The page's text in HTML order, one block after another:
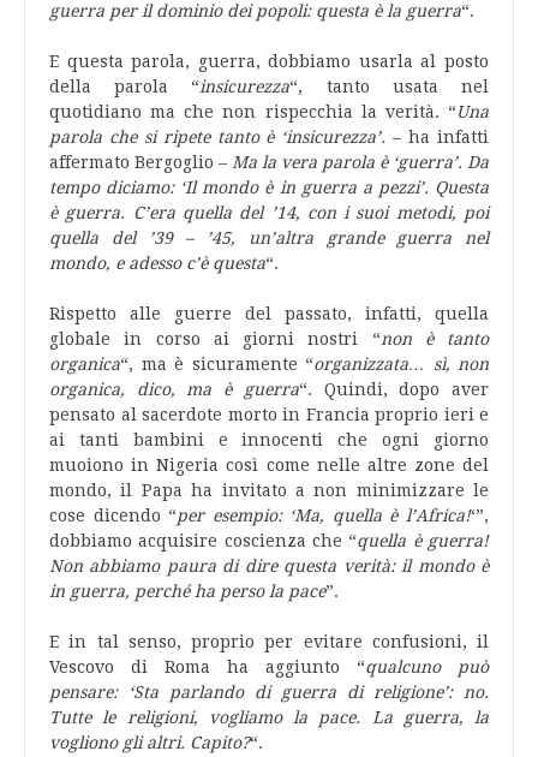
guerra per il dominio dei popoli: questa è la guerra“.
E questa parola, guerra, dobbiamo usarla al posto
della parola “insicurezza“, tanto usata nel
quotidiano ma che non rispecchia la verità. “Una
parola che si ripete tanto è ‘insicurezza’. – ha infatti
affermato Bergoglio – Ma la vera parola è ‘guerra’. Da
tempo diciamo: ‘Il mondo è in guerra a pezzi’. Questa
è guerra. C’era quella del ’14, con i suoi metodi, poi
quella del ’39 – ’45, un’altra grande guerra nel
mondo, e adesso c’è questa“.
Rispetto alle guerre del passato, infatti, quella
globale in corso ai giorni nostri “non è tanto
organica“, ma è sicuramente “organizzata… sì, non
organica, dico, ma è guerra“. Quindi, dopo aver
pensato al sacerdote morto in Francia proprio ieri e
ai tanti bambini e innocenti che ogni giorno
muoiono in Nigeria così come nelle altre zone del
mondo, il Papa ha invitato a non minimizzare le
cose dicendo “per esempio: ‘Ma, quella è l’Africa!‘”,
dobbiamo acquisire coscienza che “quella è guerra!
Non abbiamo paura di dire questa verità: il mondo è
in guerra, perché ha perso la pace”.
E in tal senso, proprio per evitare confusioni, il
Vescovo di Roma ha aggiunto “qualcuno può
pensare: ‘Sta parlando di guerra di religione’: no.
Tutte le religioni, vogliamo la pace. La guerra, la
vogliono gli altri. Capito?“.